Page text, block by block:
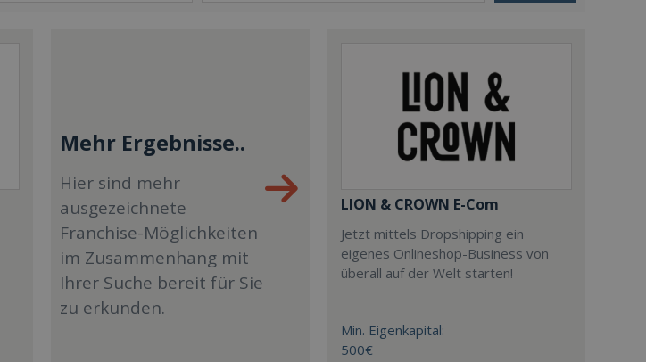
Mehr Ergebnisse..
Hier sind mehr
ausgezeichnete
Franchise-Möglichkeiten
im Zusammenhang mit
Ihrer Suche bereit für Sie
zu erkunden.
LION & CROWN E-Com
Jetzt mittels Dropshipping ein
eigenes Onlineshop-Business von
überall auf der Welt starten!
Min. Eigenkapital:
500€